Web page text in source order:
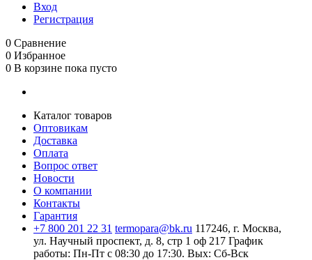
Вход
Регистрация
0 Сравнение
0 Избранное
0 В корзине пока пусто
Каталог товаров
Оптовикам
Доставка
Оплата
Вопрос ответ
Новости
О компании
Контакты
Гарантия
+7 800 201 22 31 termopara@bk.ru 117246, г. Москва,
ул. Научный проспект, д. 8, стр 1 оф 217 График
работы: Пн‑Пт с 08:30 до 17:30. Вых: Сб‑Вск